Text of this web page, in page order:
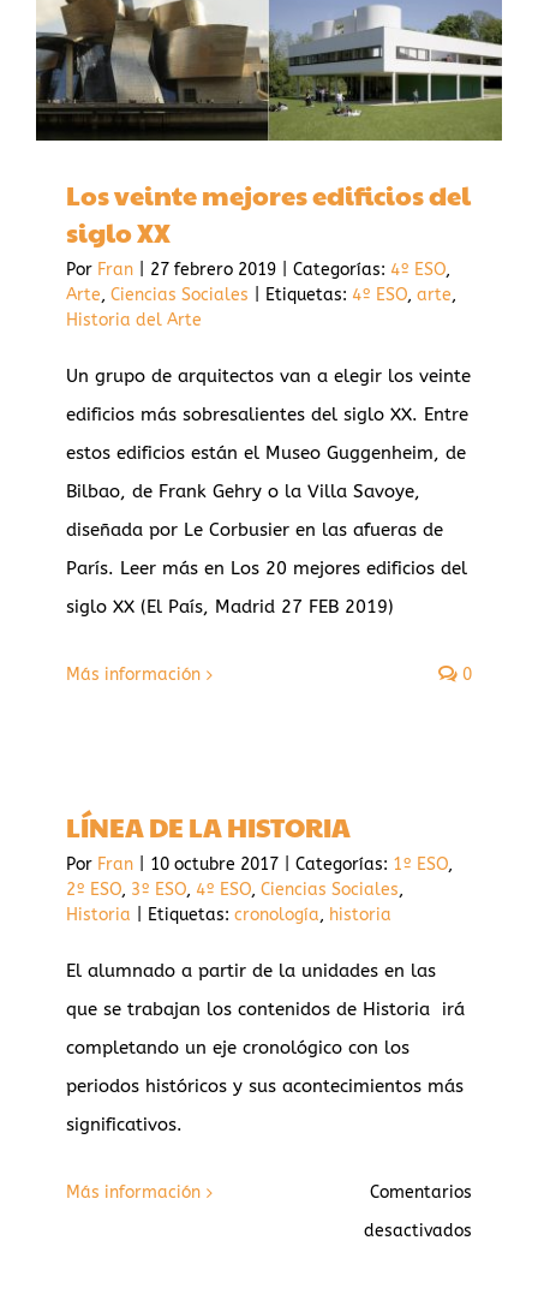
Los veinte mejores edificios del
siglo XX
Por Fran 27 febrero 2019 Categorías: 4º ESO,
Arte, Ciencias Sociales Etiquetas: 4º ESO, arte,
Historia del Arte
Un grupo de arquitectos van a elegir los veinte
edificios más sobresalientes del siglo XX. Entre
estos edificios están el Museo Guggenheim, de
Bilbao, de Frank Gehry o la Villa Savoye,
diseñada por Le Corbusier en las afueras de
París. Leer más en Los 20 mejores edificios del
siglo XX (El País, Madrid 27 FEB 2019)
Más información 0
LÍNEA DE LA HISTORIA
Por Fran 10 octubre 2017 Categorías: 1º ESO,
2º ESO, 3º ESO, 4º ESO, Ciencias Sociales,
Historia
Etiquetas: cronología, historia
El alumnado a partir de la unidades en las
que se trabajan los contenidos de Historia irá
completando un eje cronológico con los
periodos históricos y sus acontecimientos más
significativos.
Más información
Comentarios
desactivados